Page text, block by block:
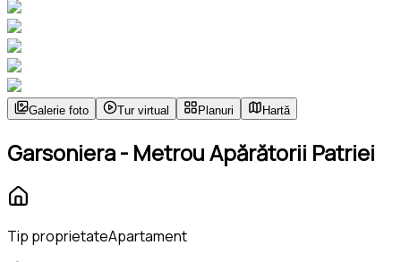
Galerie foto Tur virtual Planuri Hartă
Garsoniera - Metrou Apărătorii Patriei
Tip proprietateApartament